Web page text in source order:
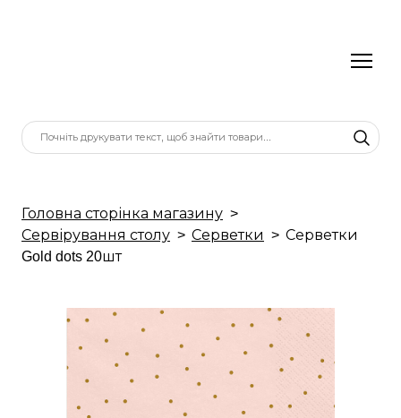
Головна сторінка магазину
Сервірування столу
Серветки
Серветки
Gold dots 20шт